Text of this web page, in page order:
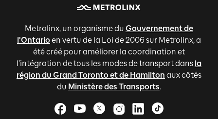
Metrolinx, un organisme du Gouvernement de
l'Ontario en vertu de la Loi de 2006 sur Metrolinx, a
été créé pour améliorer la coordination et
l'intégration de tous les modes de transport dans la
région du Grand Toronto et de Hamilton aux côtés
du Ministère des Transports.